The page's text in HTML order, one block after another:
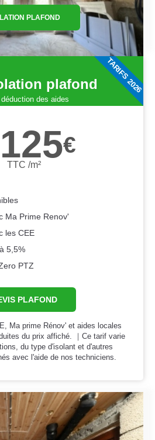
PLAFOND
plafond
des aides
125€
TTC /m²
Ma Prime Renov'
les CEE
5,5%
PTZ
PLAFOND
Ma prime Rénov' et aides locales
du prix affiché. ｜Ce tarif varie
du type d'isolant et d'autres
avec l'aide de nos techniciens.
TARIFS 2026